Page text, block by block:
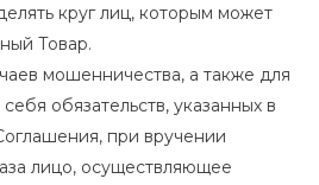
круг лиц, которым может
Товар.
мошенничества, а также для
обязательств, указанных в
при вручении
лицо, осуществляющее